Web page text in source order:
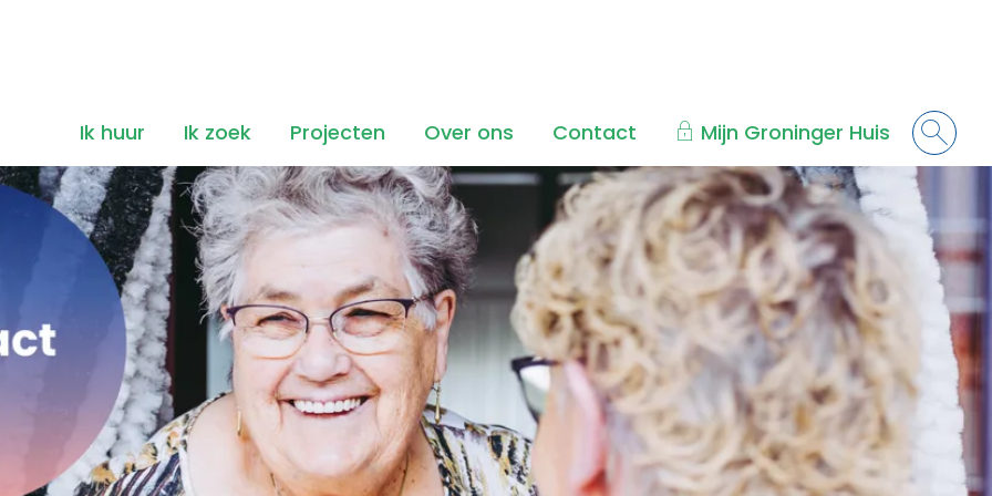
Ik huur Ik zoek Projecten Over ons Contact Mijn Groninger Huis